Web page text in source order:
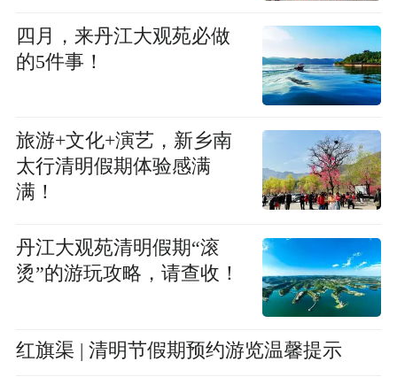
四月，来丹江大观苑必做
的5件事！
旅游+文化+演艺，新乡南
太行清明假期体验感满
满！
丹江大观苑清明假期“滚
烫”的游玩攻略，请查收！
红旗渠 | 清明节假期预约游览温馨提示